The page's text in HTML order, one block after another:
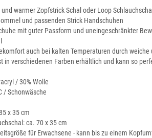
warmer Zopfstrick Schal oder Loop
und passenden Strick Handschuhen
mit guter Passform und uneingeschränkter
auch bei kalten Temperaturen durch
in verschiedenen Farben erhältlich und kann so
/ 30% Wolle
/ Schonwäsche
x 35 cm
ca. 70 x 35 cm
für Erwachsene - kann bis zu einem